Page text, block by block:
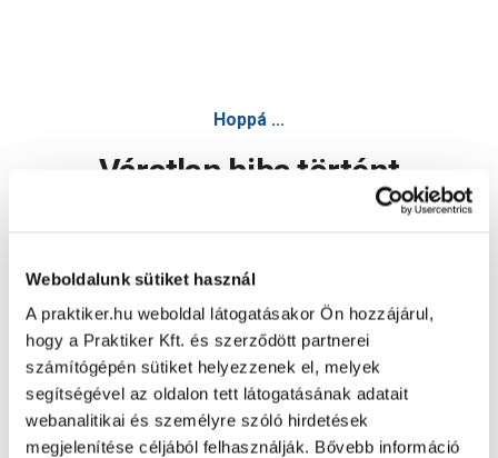
Weboldalunk sütiket használ
A praktiker.hu weboldal látogatásakor Ön hozzájárul,
hogy a Praktiker Kft. és szerződött partnerei
számítógépén sütiket helyezzenek el, melyek
segítségével az oldalon tett látogatásának adatait
webanalitikai és személyre szóló hirdetések
megjelenítése céljából felhasználják. Bővebb információ
Hoppá ...
Váratlan hiba történt
Oldal újratöltése